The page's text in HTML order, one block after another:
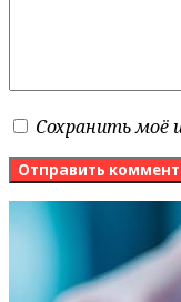
Сохранить моё